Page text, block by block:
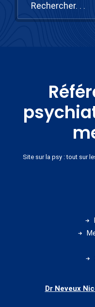
Site sur la psy : tout sur
Dr Neveux